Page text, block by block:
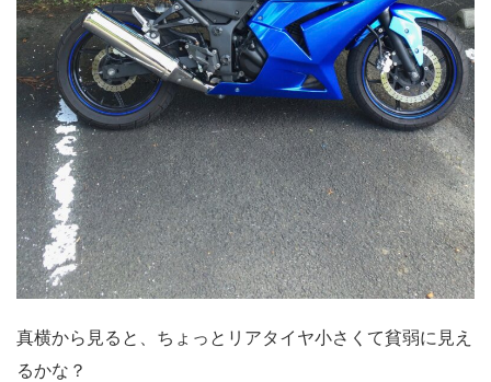
真横から見ると、ちょっとリアタイヤ小さくて貧弱に見え
るかな？